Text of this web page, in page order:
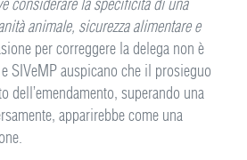
considerare la specificità di una
animale, sicurezza alimentare e
per correggere la delega non è
SIVeMP auspicano che il prosieguo
dell’emendamento, superando una
apparirebbe come una